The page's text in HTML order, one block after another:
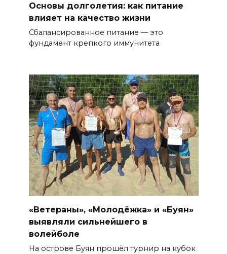
Основы долголетия: как питание
влияет на качество жизни
Сбалансированное питание — это
фундамент крепкого иммунитета
«Ветераны», «Молодёжка» и «Буян»
выявляли сильнейшего в
волейболе
На острове Буян прошёл турнир на кубок